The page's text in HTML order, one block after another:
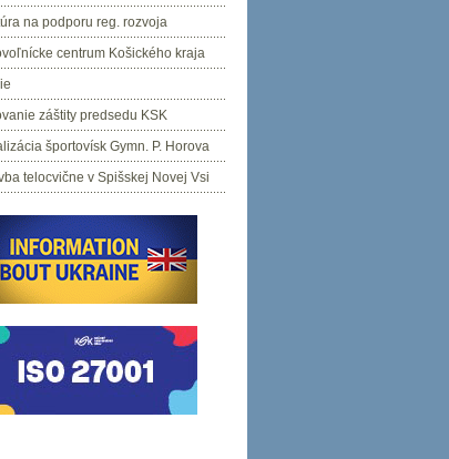
na podporu reg. rozvoja
centrum Košického kraja
záštity predsedu KSK
športovísk Gymn. P. Horova
telocvične v Spišskej Novej Vsi